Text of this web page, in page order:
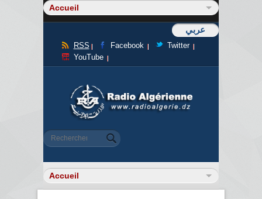
عربي
RSS Facebook
Twitter
YouTube
Formulaire de recherche
Rechercher